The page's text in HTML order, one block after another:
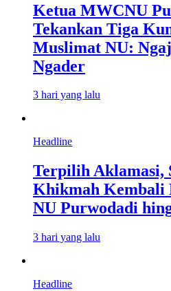
Ketua MWCNU
Tekankan Tiga
Muslimat NU:
Ngader
3 hari yang lalu
Headline
Terpilih Aklamasi,
Khikmah Kembali
NU Purwodadi
3 hari yang lalu
Headline